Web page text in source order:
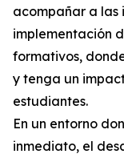
acompañar a las
implementación
formativos,
y tenga un
estudiantes.
En un entorno
inmediato, el